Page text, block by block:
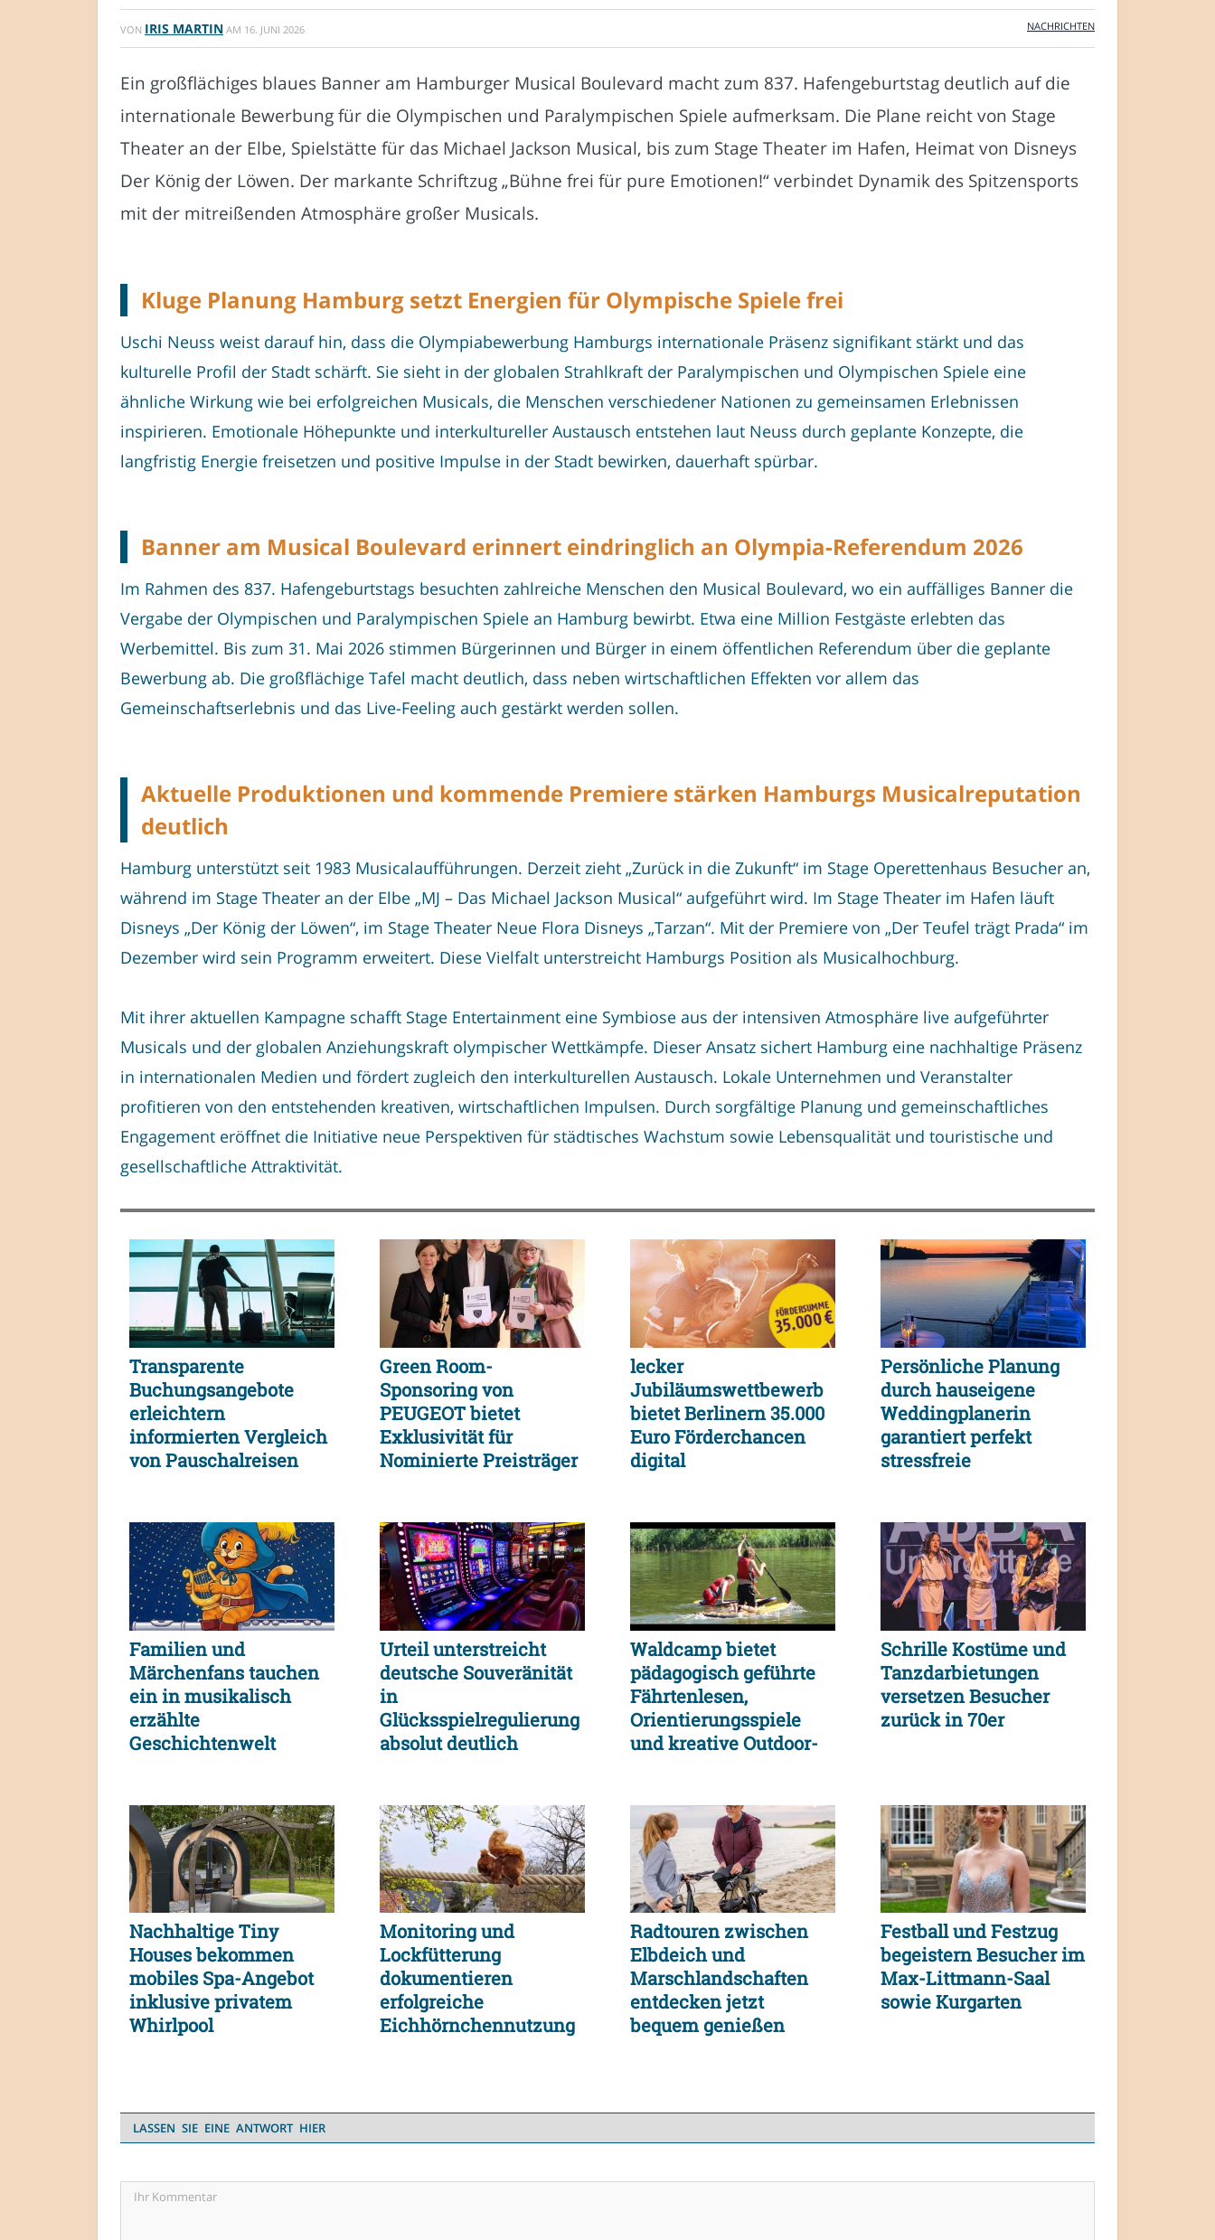
VON IRIS MARTIN AM 16. JUNI 2026 NACHRICHTEN
Ein großflächiges blaues Banner am Hamburger Musical Boulevard macht zum 837. Hafengeburtstag deutlich auf die
internationale Bewerbung für die Olympischen und Paralympischen Spiele aufmerksam. Die Plane reicht von Stage
Theater an der Elbe, Spielstätte für das Michael Jackson Musical, bis zum Stage Theater im Hafen, Heimat von Disneys
Der König der Löwen. Der markante Schriftzug „Bühne frei für pure Emotionen!“ verbindet Dynamik des Spitzensports
mit der mitreißenden Atmosphäre großer Musicals.
Kluge Planung Hamburg setzt Energien für Olympische Spiele frei
Uschi Neuss weist darauf hin, dass die Olympiabewerbung Hamburgs internationale Präsenz signifikant stärkt und das
kulturelle Profil der Stadt schärft. Sie sieht in der globalen Strahlkraft der Paralympischen und Olympischen Spiele eine
ähnliche Wirkung wie bei erfolgreichen Musicals, die Menschen verschiedener Nationen zu gemeinsamen Erlebnissen
inspirieren. Emotionale Höhepunkte und interkultureller Austausch entstehen laut Neuss durch geplante Konzepte, die
langfristig Energie freisetzen und positive Impulse in der Stadt bewirken, dauerhaft spürbar.
Banner am Musical Boulevard erinnert eindringlich an Olympia-Referendum 2026
Im Rahmen des 837. Hafengeburtstags besuchten zahlreiche Menschen den Musical Boulevard, wo ein auffälliges Banner die
Vergabe der Olympischen und Paralympischen Spiele an Hamburg bewirbt. Etwa eine Million Festgäste erlebten das
Werbemittel. Bis zum 31. Mai 2026 stimmen Bürgerinnen und Bürger in einem öffentlichen Referendum über die geplante
Bewerbung ab. Die großflächige Tafel macht deutlich, dass neben wirtschaftlichen Effekten vor allem das
Gemeinschaftserlebnis und das Live-Feeling auch gestärkt werden sollen.
Aktuelle Produktionen und kommende Premiere stärken Hamburgs Musicalreputation
deutlich
Hamburg unterstützt seit 1983 Musicalaufführungen. Derzeit zieht „Zurück in die Zukunft“ im Stage Operettenhaus Besucher an,
während im Stage Theater an der Elbe „MJ – Das Michael Jackson Musical“ aufgeführt wird. Im Stage Theater im Hafen läuft
Disneys „Der König der Löwen“, im Stage Theater Neue Flora Disneys „Tarzan“. Mit der Premiere von „Der Teufel trägt Prada“ im
Dezember wird sein Programm erweitert. Diese Vielfalt unterstreicht Hamburgs Position als Musicalhochburg.
Mit ihrer aktuellen Kampagne schafft Stage Entertainment eine Symbiose aus der intensiven Atmosphäre live aufgeführter
Musicals und der globalen Anziehungskraft olympischer Wettkämpfe. Dieser Ansatz sichert Hamburg eine nachhaltige Präsenz
in internationalen Medien und fördert zugleich den interkulturellen Austausch. Lokale Unternehmen und Veranstalter
profitieren von den entstehenden kreativen, wirtschaftlichen Impulsen. Durch sorgfältige Planung und gemeinschaftliches
Engagement eröffnet die Initiative neue Perspektiven für städtisches Wachstum sowie Lebensqualität und touristische und
gesellschaftliche Attraktivität.
Transparente
Buchungsangebote
erleichtern
informierten Vergleich
von Pauschalreisen
Green Room-
Sponsoring von
PEUGEOT bietet
Exklusivität für
Nominierte Preisträger
lecker
Jubiläumswettbewerb
bietet Berlinern 35.000
Euro Förderchancen
digital
Persönliche Planung
durch hauseigene
Weddingplanerin
garantiert perfekt
stressfreie
Familien und
Märchenfans tauchen
ein in musikalisch
erzählte
Geschichtenwelt
Urteil unterstreicht
deutsche Souveränität
in
Glücksspielregulierung
absolut deutlich
Waldcamp bietet
pädagogisch geführte
Fährtenlesen,
Orientierungsspiele
und kreative Outdoor-
Schrille Kostüme und
Tanzdarbietungen
versetzen Besucher
zurück in 70er
Nachhaltige Tiny
Houses bekommen
mobiles Spa-Angebot
inklusive privatem
Whirlpool
Monitoring und
Lockfütterung
dokumentieren
erfolgreiche
Eichhörnchennutzung
Radtouren zwischen
Elbdeich und
Marschlandschaften
entdecken jetzt
bequem genießen
Festball und Festzug
begeistern Besucher im
Max-Littmann-Saal
sowie Kurgarten
LASSEN SIE EINE ANTWORT HIER